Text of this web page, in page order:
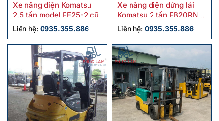
Xe nâng điện Komatsu
2.5 tấn model FE25-2 cũ
Liên hệ: 0935.355.886
Xe nâng điện đứng lái
Komatsu 2 tấn FB20RN-4
cũ
Liên hệ: 0935.355.886